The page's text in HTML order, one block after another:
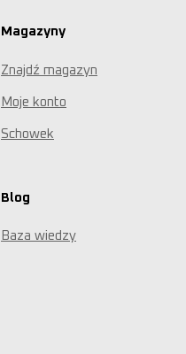
Magazyny
Znajdź magazyn
Moje konto
Schowek
Blog
Baza wiedzy